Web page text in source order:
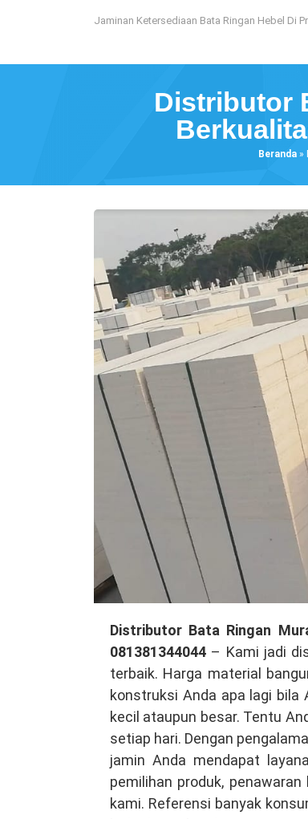
Jaminan Ketersediaan Bata Ringan Hebel Di
Distributor
Beranda»
Distributor
Bata
Ringan
Murah
di
Cigombong
Bogor,
Bahan
Berkualitas
Distributor Bata Ringan
081381344044 – Kami jadi
terbaik. Harga material
konstruksi Anda apa lagi bila
kecil ataupun besar. Tentu
setiap hari. Dengan
jamin Anda mendapat
pemilihan produk,
kami. Referensi banyak